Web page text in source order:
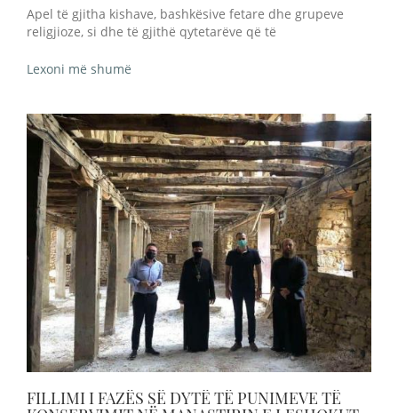
Apel të gjitha kishave, bashkësive fetare dhe grupeve
religjioze, si dhe të gjithë qytetarëve që të
Lexoni më shumë
FILLIMI I FAZËS SË DYTË TË PUNIMEVE TË